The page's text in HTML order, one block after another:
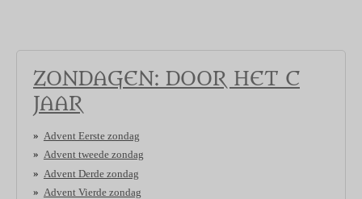
ZONDAGEN: DOOR HET C
JAAR
Advent Eerste zondag
Advent tweede zondag
Advent Derde zondag
Advent Vierde zondag